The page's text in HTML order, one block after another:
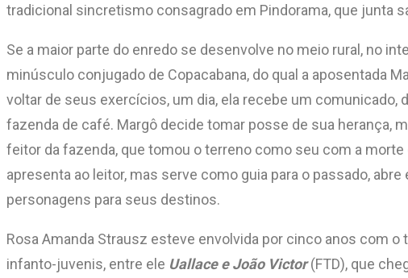
tradicional sincretismo consagrado em Pindorama, que
Se a maior parte do enredo se desenvolve no meio rural, no
minúsculo conjugado de Copacabana, do qual a aposentada
voltar de seus exercícios, um dia, ela recebe um comunicado,
fazenda de café. Margô decide tomar posse de sua herança,
feitor da fazenda, que tomou o terreno como seu com a
apresenta ao leitor, mas serve como guia para o passado,
personagens para seus destinos.
Rosa Amanda Strausz esteve envolvida por cinco anos com
infanto-juvenis, entre ele Uallace e João Victor(FTD), que